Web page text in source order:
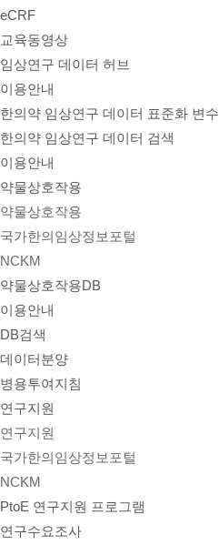
eCRF
교육동영상
임상연구 데이터 허브
이용안내
한의약 임상연구 데이터 표준화 변수
한의약 임상연구 데이터 검색
이용안내
약물상호작용
약물상호작용
국가한의임상정보포털
NCKM
약물상호작용DB
이용안내
DB검색
데이터분양
병용투여지침
연구지원
연구지원
국가한의임상정보포털
NCKM
PtoE 연구지원 프로그램
연구수요조사